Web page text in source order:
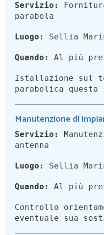
Servizio:
parabola
Luogo: Sellia
Quando: Al più
Istallazione sul
parabolica questa
Manutenzione di
Servizio:
antenna
Luogo: Sellia
Quando: Al più
Controllo
eventuale sua